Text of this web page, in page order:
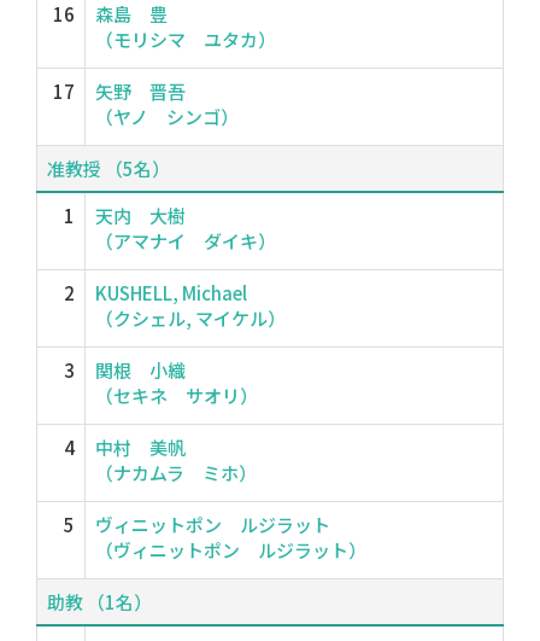
16
森島 豊
（モリシマ ユタカ）
17
矢野 晋吾
（ヤノ シンゴ）
准教授 （5名）
1
天内 大樹
（アマナイ ダイキ）
2
KUSHELL, Michael
（クシェル, マイケル）
3
関根 小織
（セキネ サオリ）
4
中村 美帆
（ナカムラ ミホ）
5
ヴィニットポン ルジラット
（ヴィニットポン ルジラット）
助教 （1名）